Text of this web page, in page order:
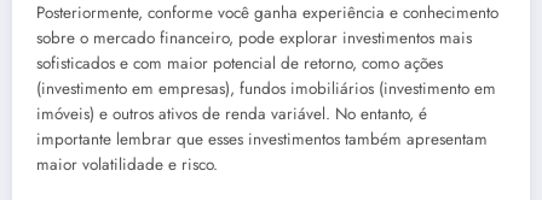
Posteriormente, conforme você ganha experiência e conhecimento
sobre o mercado financeiro, pode explorar investimentos mais
sofisticados e com maior potencial de retorno, como ações
(investimento em empresas), fundos imobiliários (investimento em
imóveis) e outros ativos de renda variável. No entanto, é
importante lembrar que esses investimentos também apresentam
maior volatilidade e risco.